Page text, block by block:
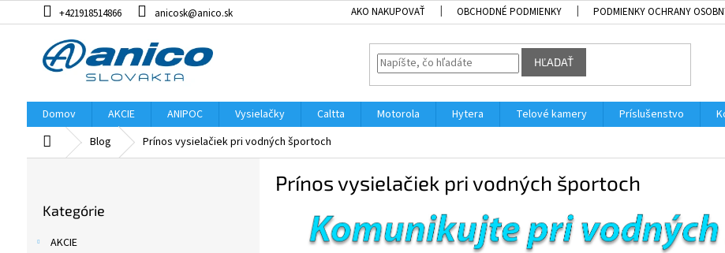
na
+421918514866 anicosk@anico.sk AKO NAKUPOVAŤ OBCHODNÉ PODMIENKY PODMIENKY OCHRANY
HĽADAŤ
Domov AKCIE ANIPOC Vysielačky Caltta Motorola Hytera Telové kamery Príslušenstvo
DomovBlog Prínos vysielačiek pri vodných športoch
kategórie
Kategórie
AKCIE
Prínos vysielačiek pri vodných športoch